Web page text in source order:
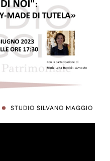
STUDIO SILVANO MAGGIO